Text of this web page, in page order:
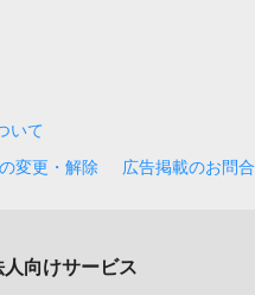
いて
変更・解除 広告掲載のお問
人向けサービス